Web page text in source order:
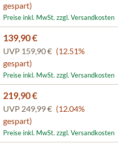
gespart)
Preise inkl. MwSt. zzgl. Versandkosten
139,90 €
UVP 159,90 € (12.51%
gespart)
Preise inkl. MwSt. zzgl. Versandkosten
219,90 €
UVP 249,99 € (12.04%
gespart)
Preise inkl. MwSt. zzgl. Versandkosten